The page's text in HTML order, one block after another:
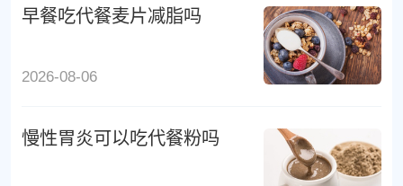
早餐吃代餐麦片减脂吗
2026-08-06
慢性胃炎可以吃代餐粉吗